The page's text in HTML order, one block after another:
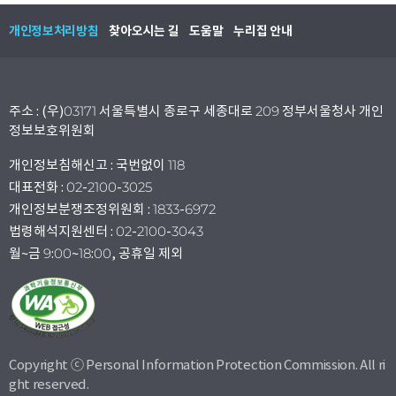
개인정보처리방침 찾아오시는 길 도움말 누리집 안내
주소 : (우)03171 서울특별시 종로구 세종대로 209 정부서울청사 개인
정보보호위원회
개인정보침해신고 : 국번없이 118
대표전화 : 02-2100-3025
개인정보분쟁조정위원회 : 1833-6972
법령해석지원센터 : 02-2100-3043
월~금 9:00~18:00, 공휴일 제외
Copyright ⓒ Personal Information Protection Commission. All ri
ght reserved.